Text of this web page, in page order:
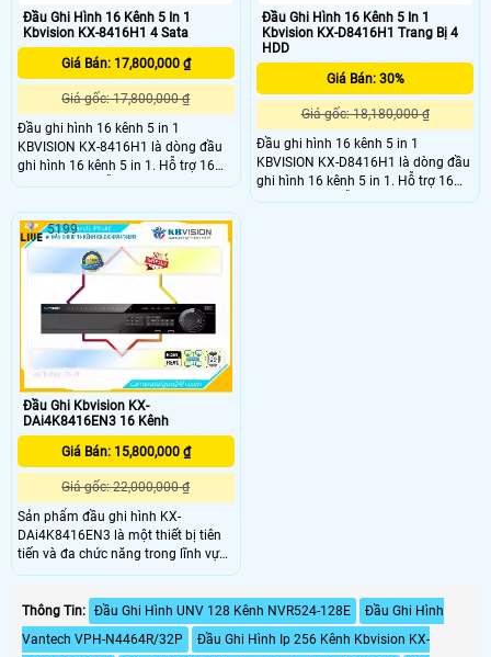
Đầu Ghi Hình 16 Kênh 5 In 1
Kbvision KX-8416H1 4 Sata
Giá Bán: 17,800,000 ₫
Giá gốc: 17,800,000 ₫
Đầu ghi hình 16 kênh 5 in 1
KBVISION KX-8416H1 là dòng đầu
ghi hình 16 kênh 5 in 1. Hỗ trợ 16
kênh camera hỗ trợ 4 công nghệ
kênh IP. Hỗ trợ 24 kênh nếu chuyển
hết toàn bộ thành camera IP. Sản
phẩm hỗ trợ công nghệ lưu H
Đầu Ghi Hình 16 Kênh 5 In 1
Kbvision KX-D8416H1 Trang Bị 4
HDD
Giá Bán: 30%
Giá gốc: 18,180,000 ₫
Đầu ghi hình 16 kênh 5 in 1
KBVISION KX-D8416H1 là dòng đầu
ghi hình 16 kênh 5 in 1. Hỗ trợ 16
kênh camera hỗ trợ 4 công nghệ
Đầu Ghi Kbvision KX-
DAi4K8416EN3 16 Kênh
Giá Bán: 15,800,000 ₫
Giá gốc: 22,000,000 ₫
Sản phẩm đầu ghi hình KX-
DAi4K8416EN3 là một thiết bị tiên
tiến và đa chức năng trong lĩnh vực
giám sát an ninh. Với công nghệ AI,
năng ưu việt và thông minh. Trang
bị ONVIF, đầu ghi hình này cho phép
người dùng dễ dàng kết nối với các
5199
Thông Tin: Đầu Ghi Hình UNV 128 Kênh NVR524-128E
Đầu Ghi Hình
Vantech VPH-N4464R/32P
Đầu Ghi Hình Ip 256 Kênh Kbvision KX-